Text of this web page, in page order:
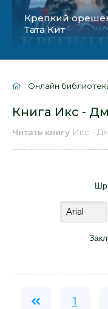
Крепкий
Тата Кит
Онлайн
Книга Икс -
Читать книгу Икс -
1